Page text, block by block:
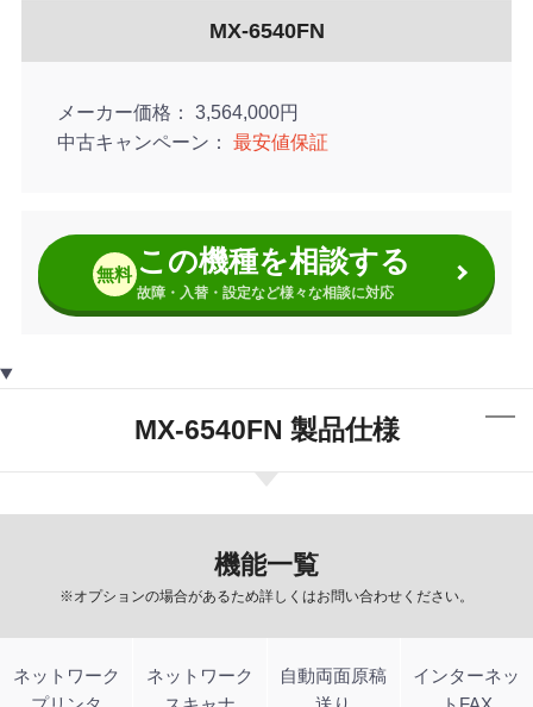
MX-6540FN
メーカー価格
3,564,000円
中古キャンペーン
最安値保証
無料 この機種を相談する
故障・入替・設定など様々な相談に対応
MX-6540FN 製品仕様
機能一覧
※オプションの場合があるため詳しくはお問い合わせください。
ネットワーク
ネットワーク
自動両面原稿
インターネッ